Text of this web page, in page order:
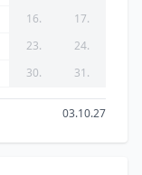
16.
17.
23.
24.
30. 31.
03.10.27